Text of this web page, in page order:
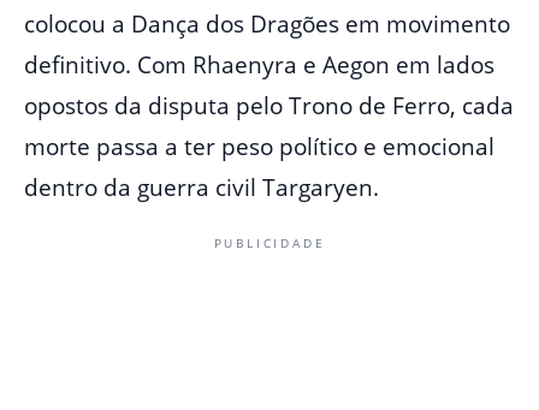
colocou a Dança dos Dragões em movimento
definitivo. Com Rhaenyra e Aegon em lados
opostos da disputa pelo Trono de Ferro, cada
morte passa a ter peso político e emocional
dentro da guerra civil Targaryen.
PUBLICIDADE